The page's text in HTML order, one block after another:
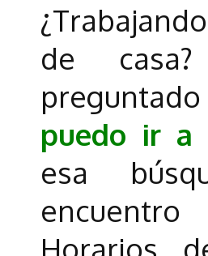
de
preguntado
puedo ir a
esa
Horarios